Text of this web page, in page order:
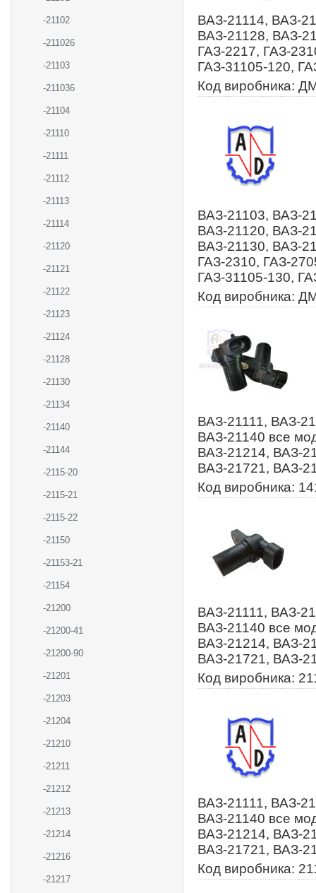
-21102
-211026
-21103
-211036
-21104
-21110
-21111
-21112
-21113
-21114
-21120
-21121
-21122
-21123
-21124
-21128
-21130
-21134
-21140
-21144
-2115-20
-2115-21
-2115-22
-21150
-21153-21
-21154
-21200
-21200-41
-21200-90
-21201
-21203
-21204
-21210
-21211
-21212
-21213
-21214
-21216
-21217
ВАЗ-21114, ВАЗ-
ВАЗ-21128, ВАЗ-
ГАЗ-2217, ГАЗ-
ГАЗ-31105-120,
Код виробника:
ВАЗ-21103, ВАЗ-
ВАЗ-21120, ВАЗ-
ВАЗ-21130, ВАЗ-
ГАЗ-2310, ГАЗ-
ГАЗ-31105-130,
Код виробника:
ВАЗ-21111, ВАЗ-
ВАЗ-21140 все
ВАЗ-21214, ВАЗ-
ВАЗ-21721, ВАЗ-
Код виробника:
ВАЗ-21111, ВАЗ-
ВАЗ-21140 все
ВАЗ-21214, ВАЗ-
ВАЗ-21721, ВАЗ-
Код виробника:
ВАЗ-21111, ВАЗ-
ВАЗ-21140 все
ВАЗ-21214, ВАЗ-
ВАЗ-21721, ВАЗ-
Код виробника: